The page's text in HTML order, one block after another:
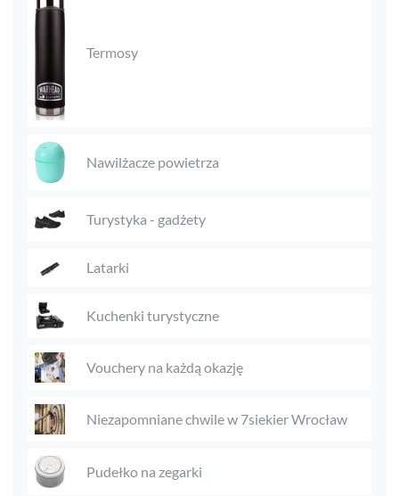
Termosy
Nawilżacze powietrza
Turystyka - gadżety
Latarki
Kuchenki turystyczne
Vouchery na każdą okazję
Niezapomniane chwile w 7siekier Wrocław
Pudełko na zegarki